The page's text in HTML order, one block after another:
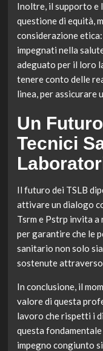
Inoltre, il supporto e
questione di equità,
considerazione
impegnati nella
adeguato per il loro
tenere conto delle
linea, per assicurare
Un
Tecnici
Il futuro dei TSLB
attivare un dialogo
Tsrm e Pstrp invita
per garantire che le
sanitario non solo
sostenute
In conclusione, il
valore di questa
lavoro che rispetti i
questa
impegno congiunto